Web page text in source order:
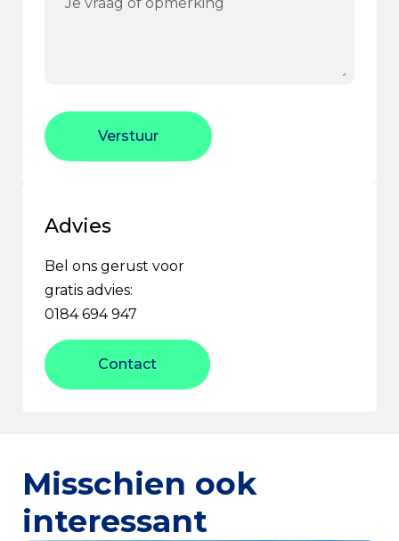
Verstuur
Advies
Bel ons gerust voor
gratis advies:
0184 694 947
Contact
Misschien ook
interessant